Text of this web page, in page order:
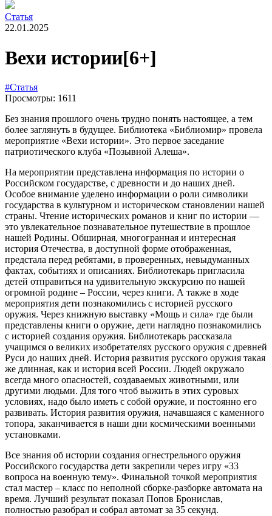
Статья
22.01.2025
Вехи истории[6+]
#Статья
Просмотры: 1611
Без знания прошлого очень трудно понять настоящее, а тем
более заглянуть в будущее. Библиотека «Библиомир» провела
мероприятие «Вехи истории». Это первое заседание
патриотического клуба «Позывной Алеша».
На мероприятии представлена информация по истории о
Российском государстве, с древности и до наших дней.
Особое внимание уделено информации о роли символики
государства в культурном и историческом становлении нашей
страны. Чтение исторических романов и книг по истории —
это увлекательное познавательное путешествие в прошлое
нашей Родины. Обширная, многогранная и интересная
история Отечества, в доступной форме отображенная,
предстала перед ребятами, в проверенных, невыдуманных
фактах, событиях и описаниях. Библиотекарь пригласила
детей отправиться на удивительную экскурсию по нашей
огромной родине – России, через книги. А также в ходе
мероприятия дети познакомились с историей русского
оружия. Через книжную выставку «Мощь и сила» где были
представлены книги о оружие, дети наглядно познакомились
с историей создания оружия. Библиотекарь рассказала
учащимся о великих изобретателях русского оружия с древней
Руси до наших дней. История развития русского оружия такая
же длинная, как и история всей России. Людей окружало
всегда много опасностей, создаваемых животными, или
другими людьми. Для того чтоб выжить в этих суровых
условиях, надо было иметь с собой оружие, и постоянно его
развивать. История развития оружия, начавшаяся с каменного
топора, заканчивается в наши дни космическими военными
установками.
Все знания об истории создания огнестрельного оружия
Российского государства дети закрепили через игру «33
вопроса на военную тему». Финальной точкой мероприятия
стал мастер – класс по неполной сборке-разборке автомата на
время. Лучший результат показал Попов Бронислав,
полностью разобрал и собрал автомат за 35 секунд.